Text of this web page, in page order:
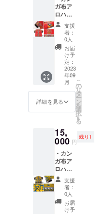
テッ
カー
（サイ
ズは
8cm×5
cm） ・
お礼の
メッ
セージ
文いた
だくタ
イミン
グでお
選びい
ただけ
布の種
類が異
なりま
すので
予めご
ださい
ませ︎）
フリカ
布ブラ
ンド
〝L〟オ
リジナ
ル
チャー
ム （サ
イズ
は、全
は、全
長
11cm。
Lのロゴ
は横
３.2cm
３.5cm
） プチ
アフリ
カ布とL
ロゴの
チャー
プチ
チャー
いてま
すよ！
プチア
フリカ
布は20
種類以
上の
Woodin
でパ
ワー
アッ
プ！サ
イズは
全長
120cm
×幅5cm
です。
・プチ
オー
ダーで
作る
イヤリ
ング」
→30種
類以上
のカボ
ショ
ン・
布・ピ
アスor
イヤリ
ング、
ガ布ア
ロハ
シャ
ツ M
サイズ
④ ★サ
イズ詳
細 ＜M
サイズ
＞ 肩幅
約39cm
身幅 約
100cm
胸囲
約
袖幅
約
34.5cm
着丈
約
57.5cm
袖丈
約21cm
・名古
屋のア
フリカ
支援
者：
0人
お届
け予
定：
2023
年09
月
詳細を見る
こ
の
リ
タ
ー
ン
を
選
択
す
る
15,
000 円
残り1
・カン
ガ布ア
ロハ
シャ
ツ M
サイズ
⑤ ★サ
イズ詳
支援
者：
0人
お届
け予